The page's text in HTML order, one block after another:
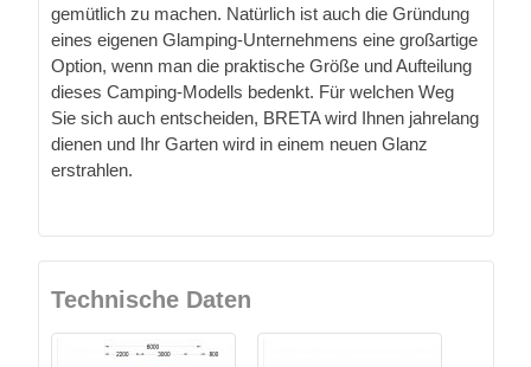
gemütlich zu machen. Natürlich ist auch die Gründung
eines eigenen Glamping-Unternehmens eine großartige
Option, wenn man die praktische Größe und Aufteilung
dieses Camping-Modells bedenkt. Für welchen Weg
Sie sich auch entscheiden, BRETA wird Ihnen jahrelang
dienen und Ihr Garten wird in einem neuen Glanz
erstrahlen.
Technische Daten